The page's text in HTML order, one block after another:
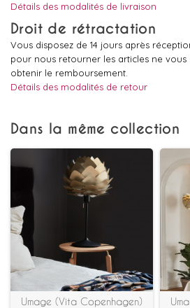
Détails des modalités de livraison
Droit de rétractation
Vous disposez de 14 jours après
pour nous retourner les articles ne
obtenir le remboursement.
Détails des modalités de retour
Dans la même collection
Umage (Vita Copenhagen)